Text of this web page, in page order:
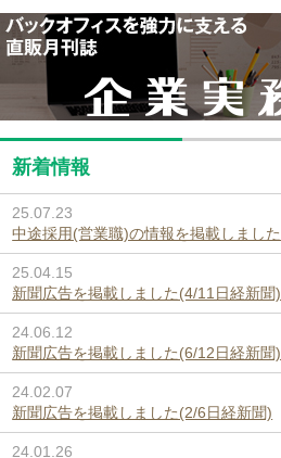
新着情報
25.07.23
中途採用(営業職)の情報を掲載しました
25.04.15
新聞広告を掲載しました(4/11日経新聞)
24.06.12
新聞広告を掲載しました(6/12日経新聞)
24.02.07
新聞広告を掲載しました(2/6日経新聞)
24.01.26